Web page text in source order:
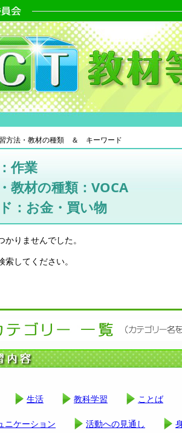
法・教材の種類 ＆ キーワード
作業
教材の種類：VOCA
：お金・買い物
りませんでした。
してください。
生活 教科学習 ことば
ニケーション 活動への見通し